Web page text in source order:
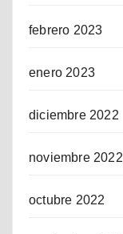
febrero 2023
enero 2023
diciembre 2022
noviembre 2022
octubre 2022